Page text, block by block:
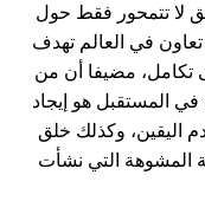
لا تتمحور فقط حول
في العالم تهدف
تكامل، مضيفا أن من
في المستقبل هو إيجاد
اليقين، وكذلك خلق
المشوهة التي نشأت